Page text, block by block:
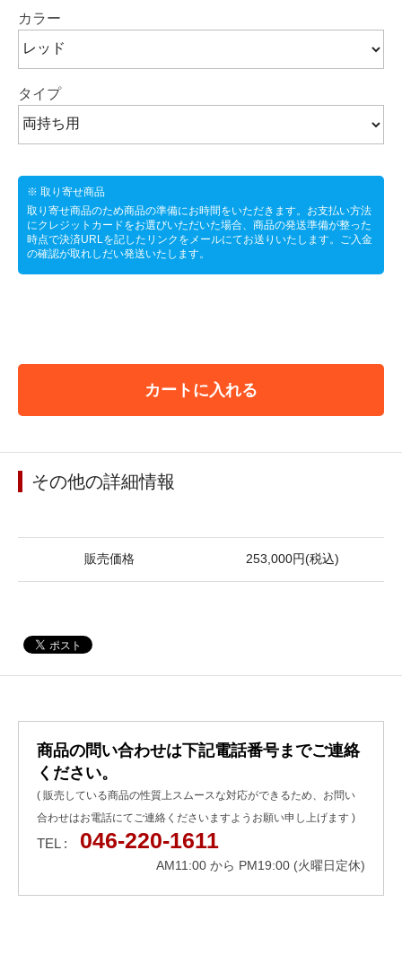
カラー
タイプ
※ 取り寄せ商品
取り寄せ商品のため商品の準備にお時間をいただきます。お支払い方法
にクレジットカードをお選びいただいた場合、商品の発送準備が整った
時点で決済URLを記したリンクをメールにてお送りいたします。ご入金
の確認が取れしだい発送いたします。
カートに入れる
その他の詳細情報
販売価格 253,000円(税込)
商品の問い合わせは下記電話番号までご連絡
ください。
( 販売している商品の性質上スムースな対応ができるため、お問い
合わせはお電話にてご連絡くださいますようお願い申し上げます )
TEL : 046-220-1611
AM11:00 から PM19:00 (火曜日定休)